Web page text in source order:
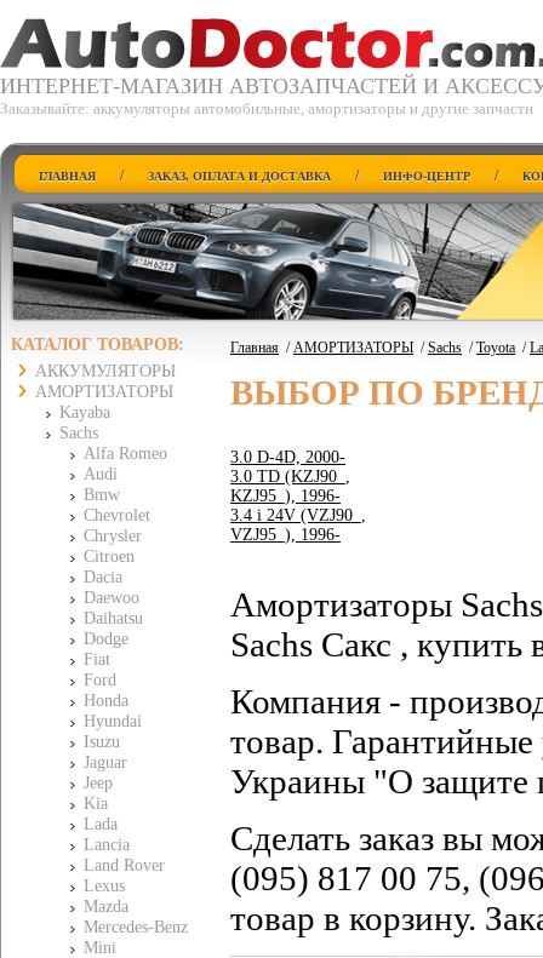
ИНТЕРНЕТ-МАГАЗИН АВТОЗАПЧАСТЕЙ И
Заказывайте: аккумуляторы автомобильные, амортизаторы и другие запчасти
ГЛАВНАЯ / ЗАКАЗ, ОПЛАТА И ДОСТАВКА / ИНФО-ЦЕНТР /
КАТАЛОГ ТОВАРОВ:
АККУМУЛЯТОРЫ
АМОРТИЗАТОРЫ
Kayaba
Sachs
Alfa Romeo
Audi
Bmw
Chevrolet
Chrysler
Citroen
Dacia
Daewoo
Daihatsu
Dodge
Fiat
Ford
Honda
Hyundai
Isuzu
Jaguar
Jeep
Kia
Lada
Lancia
Land Rover
Lexus
Mazda
Mercedes-Benz
Mini
Главная /АМОРТИЗАТОРЫ /Sachs /Toyota /
ВЫБОР ПО
3.0 D-4D, 2000-
3.0 TD (KZJ90_,
KZJ95_), 1996-
3.4 i 24V (VZJ90_,
VZJ95_), 1996-
Амортизаторы
Sachs Сакс , купить
Компания -
товар. Гарантийные
Украины "О защите
Сделать заказ вы
(095) 817 00 75,
товар в корзину.